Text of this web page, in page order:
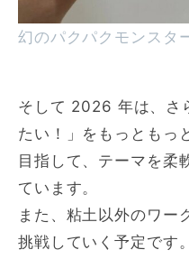
幻のパクパクモンスタ
そして 2026 年は、さ
たい！」をもっともっ
目指して、テーマを柔
ています。
また、粘土以外のワー
挑戦していく予定です。